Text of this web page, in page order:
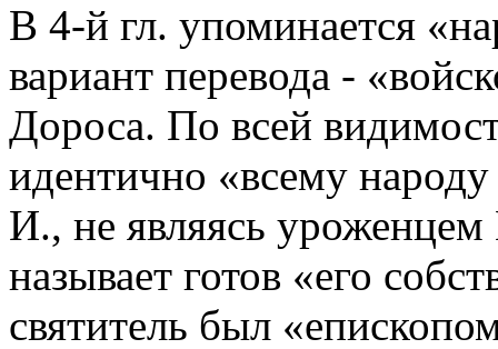
В 4-й гл. упоминается
вариант перевода -
Дороса. По всей
идентично «всему
И., не являясь
называет готов «его
святитель был